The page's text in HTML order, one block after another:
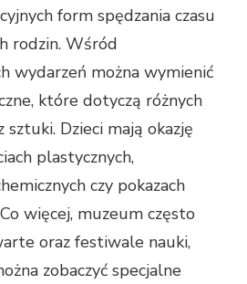
form spędzania czasu
rodzin. Wśród
wydarzeń można wymienić
które dotyczą różnych
sztuki. Dzieci mają okazję
plastycznych,
czy pokazach
więcej, muzeum często
oraz festiwale nauki,
zobaczyć specjalne